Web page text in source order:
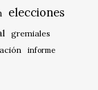
elecciones
gremiales
informe